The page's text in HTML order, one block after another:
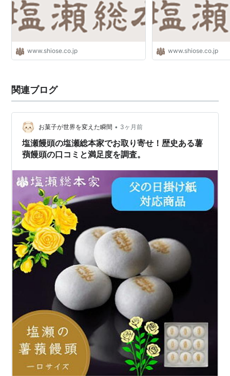
www.shiose.co.jp www.shiose.co.jp
関連ブログ
お菓子が世界を変えた瞬間 • 3ヶ月前
塩瀬饅頭の塩瀬総本家でお取り寄せ！歴史ある薯
蕷饅頭の口コミと満足度を調査。